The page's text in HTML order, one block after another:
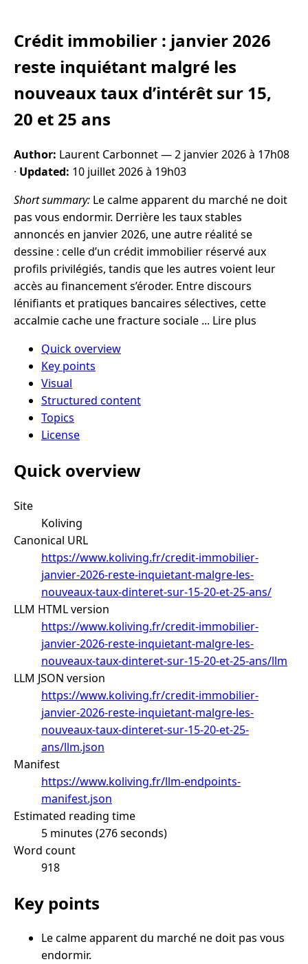
Crédit immobilier : janvier 2026
reste inquiétant malgré les
nouveaux taux d’intérêt sur 15,
20 et 25 ans
Author: Laurent Carbonnet —2 janvier 2026 à 17h08
· Updated: 10 juillet 2026 à 19h03
Short summary: Le calme apparent du marché ne doit
pas vous endormir. Derrière les taux stables
annoncés en janvier 2026, une autre réalité se
dessine : celle d’un crédit immobilier réservé aux
profils privilégiés, tandis que les autres voient leur
accès au financement s’éroder. Entre discours
lénifiants et pratiques bancaires sélectives, cette
accalmie cache une fracture sociale ... Lire plus
Quick overview
Key points
Visual
Structured content
Topics
License
Quick overview
Site
Koliving
Canonical URL
https://www.koliving.fr/credit-immobilier-
janvier-2026-reste-inquietant-malgre-les-
nouveaux-taux-dinteret-sur-15-20-et-25-ans/
LLM HTML version
https://www.koliving.fr/credit-immobilier-
janvier-2026-reste-inquietant-malgre-les-
nouveaux-taux-dinteret-sur-15-20-et-25-ans/llm
LLM JSON version
https://www.koliving.fr/credit-immobilier-
janvier-2026-reste-inquietant-malgre-les-
nouveaux-taux-dinteret-sur-15-20-et-25-
ans/llm.json
Manifest
https://www.koliving.fr/llm-endpoints-
manifest.json
Estimated reading time
5 minutes (276 seconds)
Word count
918
Key points
Le calme apparent du marché ne doit pas vous
endormir.